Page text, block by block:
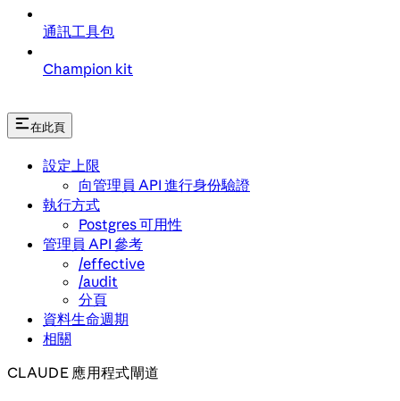
通訊工具包
Champion kit
在此頁
設定上限
向管理員 API 進行身份驗證
執行方式
Postgres 可用性
管理員 API 參考
/effective
/audit
分頁
資料生命週期
相關
CLAUDE 應用程式閘道